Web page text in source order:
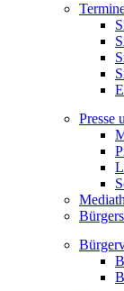
Presse